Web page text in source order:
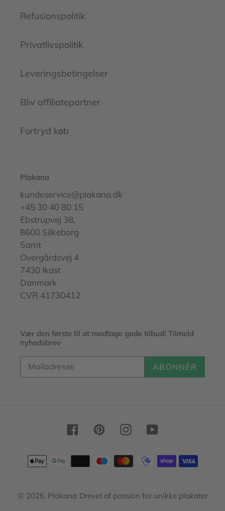
Refusionspolitik
Privatlivspolitik
Leveringsbetingelser
Bliv affiliatepartner
Fortryd køb
Plakana
kundeservice@plakana.dk
+45 30 40 80 15
Ebstrupvej 38,
8600 Silkeborg
Samt
Overgårdsvej 4
7430 Ikast
Danmark
CVR 41730412
Vær den første til at modtage gode tilbud! Tilmeld
nyhedsbrev
ABONNÉR
FacebookPinterestInstagram
Betalingsmetoder
© 2026, Plakana Drevet af passion for unikke plakater